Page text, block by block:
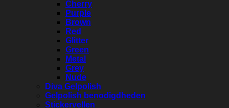
Cherry
Purple
Brown
Red
Glitter
Green
Metal
Grey
Nude
Diva Gelpolish
Gelpolish benodigdheden
Stickervellen